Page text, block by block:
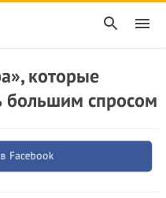
которые
большим спросом
Facebook